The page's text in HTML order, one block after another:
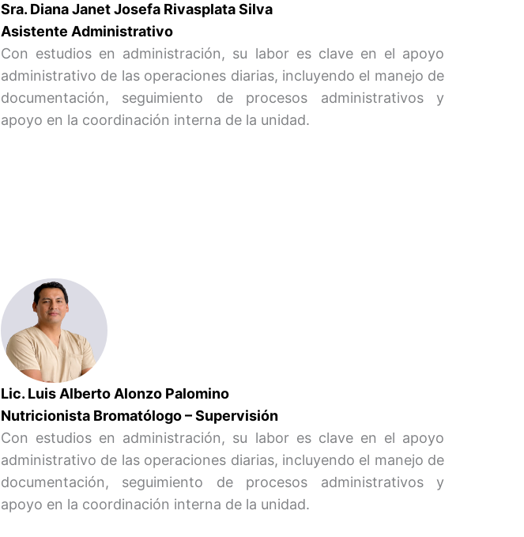
Sra. Diana Janet Josefa Rivasplata Silva
Asistente Administrativo
Con estudios en administración, su labor es clave en el apoyo
administrativo de las operaciones diarias, incluyendo el manejo de
documentación, seguimiento de procesos administrativos y
apoyo en la coordinación interna de la unidad.
Lic. Luis Alberto Alonzo Palomino
Nutricionista Bromatólogo – Supervisión
Con estudios en administración, su labor es clave en el apoyo
administrativo de las operaciones diarias, incluyendo el manejo de
documentación, seguimiento de procesos administrativos y
apoyo en la coordinación interna de la unidad.